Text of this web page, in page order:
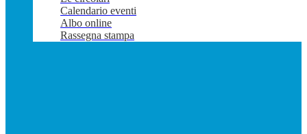
Calendario eventi
Albo online
Rassegna stampa